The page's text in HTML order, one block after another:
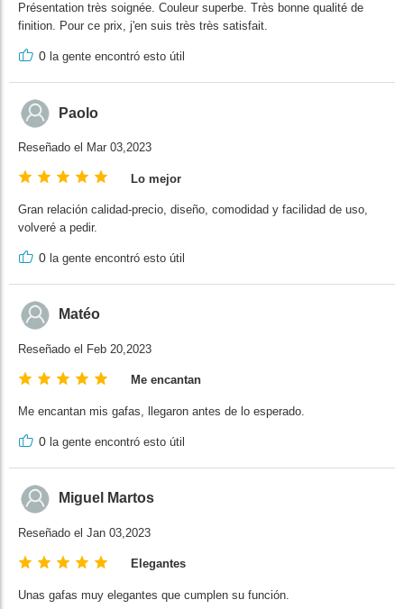
Présentation très soignée. Couleur superbe. Très bonne qualité de
finition. Pour ce prix, j'en suis très très satisfait.
0 la gente encontró esto útil
Paolo
Reseñado el Mar 03,2023
Lo mejor
Gran relación calidad-precio, diseño, comodidad y facilidad de uso,
volveré a pedir.
0 la gente encontró esto útil
Matéo
Reseñado el Feb 20,2023
Me encantan
Me encantan mis gafas, llegaron antes de lo esperado.
0 la gente encontró esto útil
Miguel Martos
Reseñado el Jan 03,2023
Elegantes
Unas gafas muy elegantes que cumplen su función.